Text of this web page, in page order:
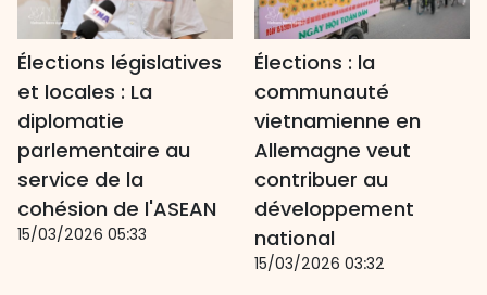
Élections législatives
et locales : La
diplomatie
parlementaire au
service de la
cohésion de l'ASEAN
15/03/2026 05:33
Élections : la
communauté
vietnamienne en
Allemagne veut
contribuer au
développement
national
15/03/2026 03:32